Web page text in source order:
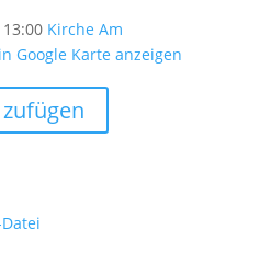
Kirche Am
Google Karte anzeigen